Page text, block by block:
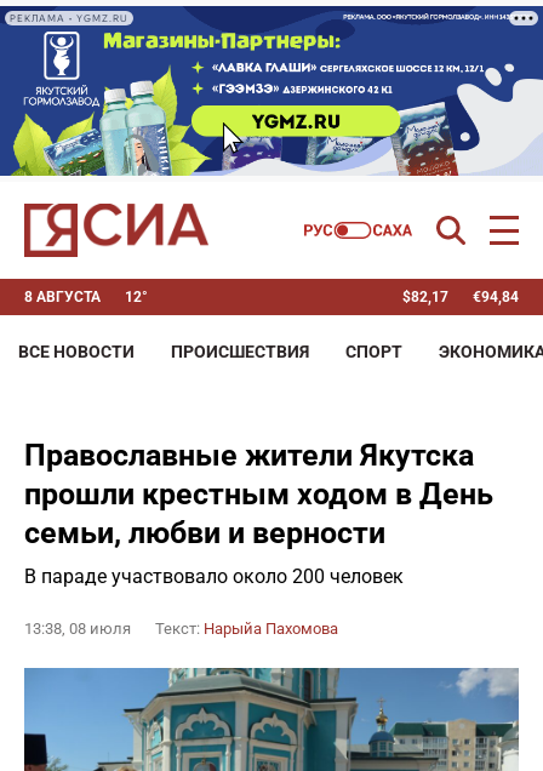
РЕКЛАМА • YGMZ.RU
8 АВГУСТА 12° $82,17 €94,84
ВСЕ НОВОСТИ ПРОИСШЕСТВИЯ СПОРТ
Православные жители Якутска
прошли крестным ходом в День
семьи, любви и верности
В параде участвовало около 200 человек
13:38, 08 июля Текст: Нарыйа Пахомова